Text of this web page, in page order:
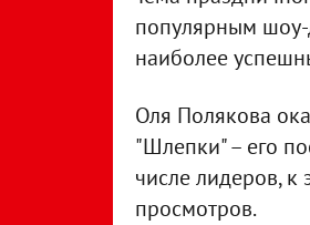
популярным шоу-
наиболее
Оля Полякова
"Шлепки" – его
числе лидеров, к
просмотров.